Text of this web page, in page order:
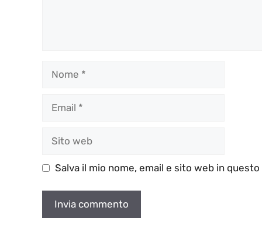
Salva il mio nome, email e sito web in